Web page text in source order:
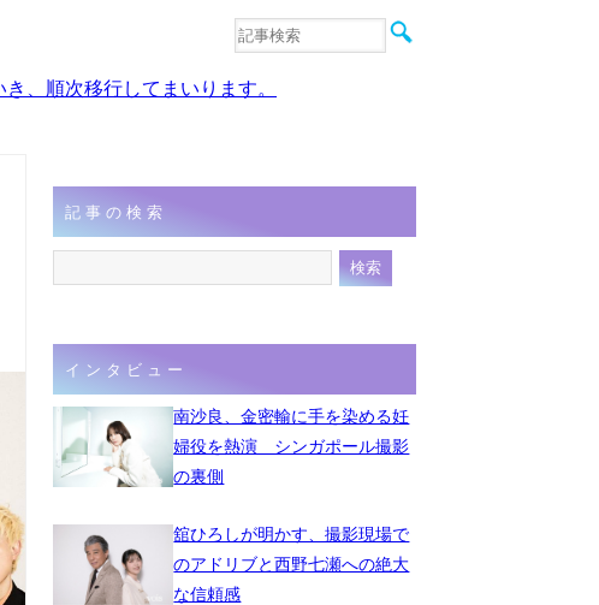
音楽
、順次移行してまいります。
記事の検索
インタビュー
南沙良、金密輸に手を染める妊
婦役を熱演 シンガポール撮影
の裏側
舘ひろしが明かす、撮影現場で
のアドリブと西野七瀬への絶大
な信頼感